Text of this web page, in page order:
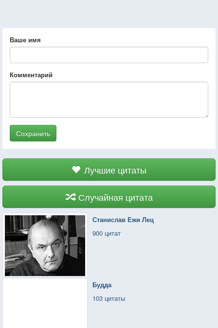
Ваше имя
Комментарий
Сохранить
Лучшие цитаты
Случайная цитата
Станислав Ежи Лец
900 цитат
Будда
103 цитаты